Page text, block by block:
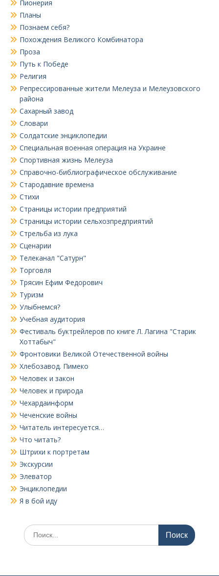
Пионерия
Планы
Познаем себя?
Похождения Великого Комбинатора
Проза
Путь к Победе
Религия
Репрессированные жители Мелеуза и Мелеузовского
района
Сахарный завод
Словари
Солдатские энциклопедии
Специальная военная операция на Украине
Спортивная жизнь Мелеуза
Справочно-библиографическое обслуживание
Стародавние времена
Стихи
Страницы истории предприятий
Страницы истории сельхозпредприятий
Стрельба из лука
Сценарии
Телеканал "Сатурн"
Торговля
Трясин Ефим Федорович
Туризм
Улыбнемся?
Учебная аудитория
Фестиваль буктрейлеров по книге Л. Лагина "Старик
Хоттабыч"
Фронтовики Великой Отечественной войны
Хлебозавод. Пимеко
Человек и закон
Человек и природа
Чехардаинформ
Чеченские войны
Читатель интересуется…
Что читать?
Штрихи к портретам
Экскурсии
Элеватор
Энциклопедии
Я в бой иду
Поиск
по: